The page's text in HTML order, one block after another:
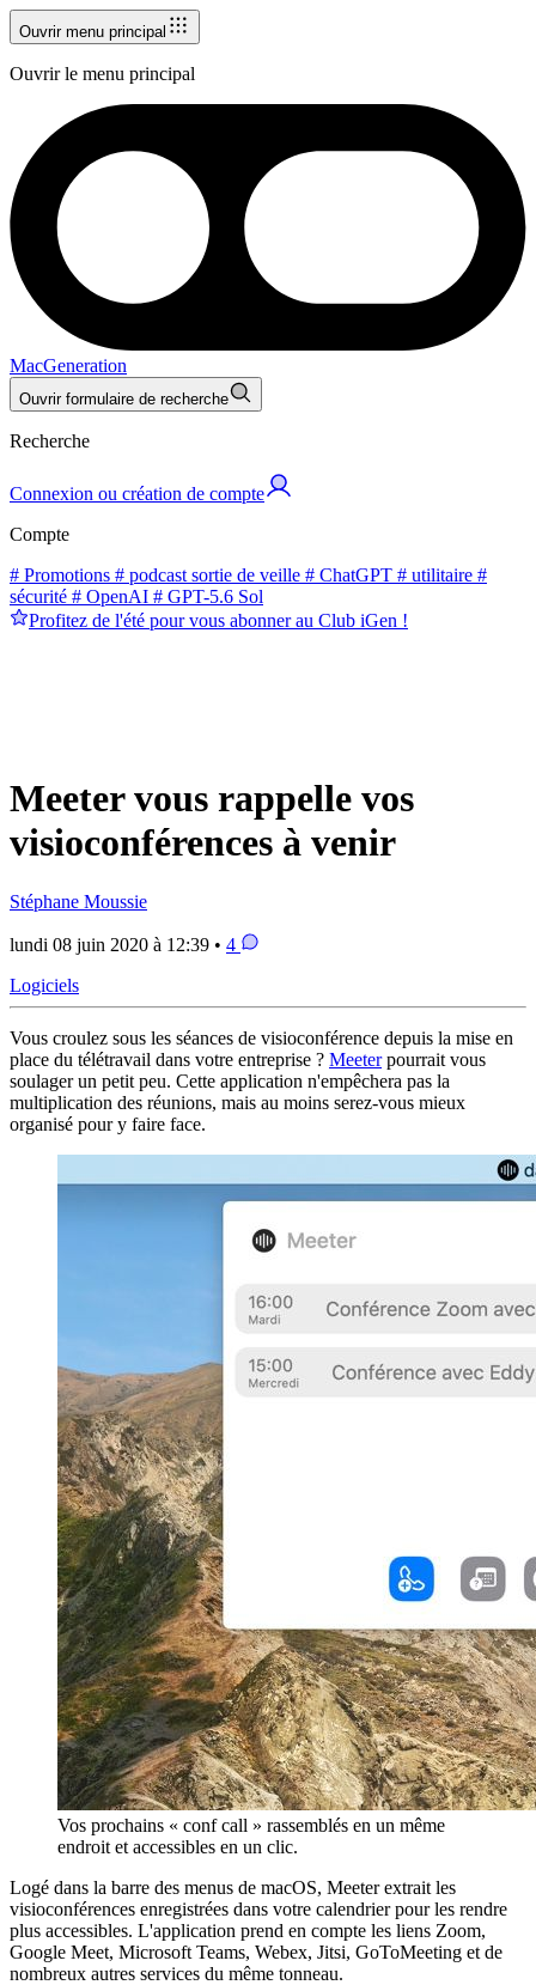
Ouvrir menu principal
Ouvrir le menu principal
MacGeneration
Ouvrir formulaire de recherche
Recherche
Connexion ou création de compte
Compte
# Promotions # podcast sortie de veille # ChatGPT # utilitaire #
sécurité # OpenAI # GPT-5.6 Sol
Profitez de l'été pour vous abonner au Club iGen !
Meeter vous rappelle vos
visioconférences à venir
Stéphane Moussie
lundi 08 juin 2020 à 12:39 • 4
Logiciels
Vous croulez sous les séances de visioconférence depuis la mise en
place du télétravail dans votre entreprise ? Meeterpourrait vous
soulager un petit peu. Cette application n'empêchera pas la
multiplication des réunions, mais au moins serez-vous mieux
organisé pour y faire face.
Vos prochains « conf call » rassemblés en un même
endroit et accessibles en un clic.
Logé dans la barre des menus de macOS, Meeter extrait les
visioconférences enregistrées dans votre calendrier pour les rendre
plus accessibles. L'application prend en compte les liens Zoom,
Google Meet, Microsoft Teams, Webex, Jitsi, GoToMeeting et de
nombreux autres services du même tonneau.